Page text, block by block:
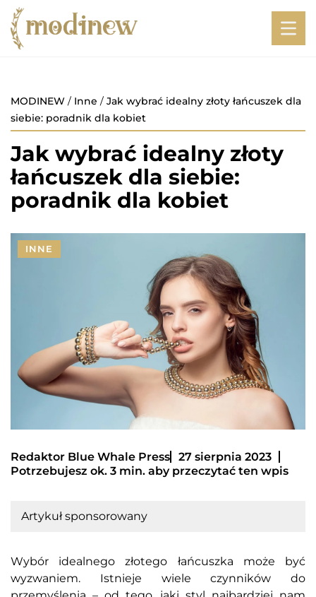
MODINEW / Inne / Jak wybrać idealny złoty łańcuszek dla
siebie: poradnik dla kobiet
Jak wybrać idealny złoty
łańcuszek dla siebie:
poradnik dla kobiet
INNE
Redaktor Blue Whale Press
27 sierpnia 2023
Potrzebujesz ok. 3 min. aby przeczytać ten wpis
Artykuł sponsorowany
Wybór idealnego złotego łańcuszka może być
wyzwaniem. Istnieje wiele czynników do